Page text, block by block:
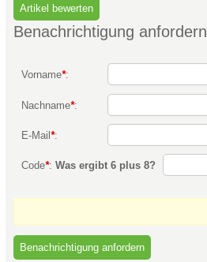
Benachrichtigung anfordern
Vorname*:
Nachname*:
E-Mail *:
Code*: Was ergibt 6 plus 8?